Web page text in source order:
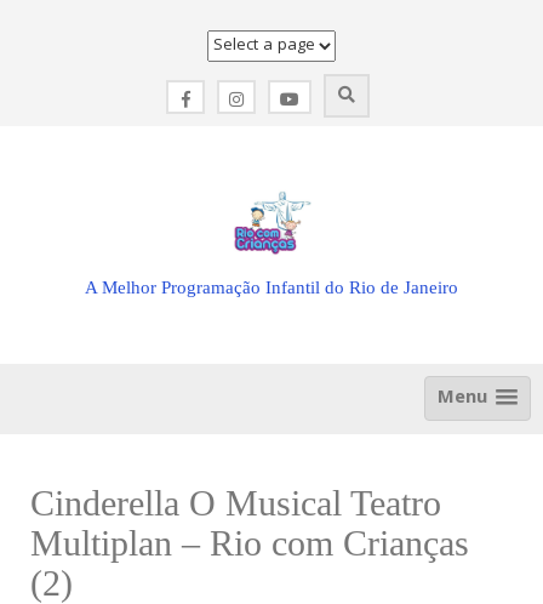
A Melhor Programação Infantil do Rio de Janeiro
Menu
Cinderella O Musical Teatro
Multiplan – Rio com Crianças
(2)